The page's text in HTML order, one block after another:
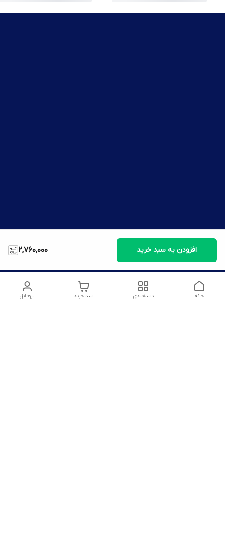
2,760,000 افزودن به سبد خرید
پروفایل سبد خرید دسته‌بندی خانه